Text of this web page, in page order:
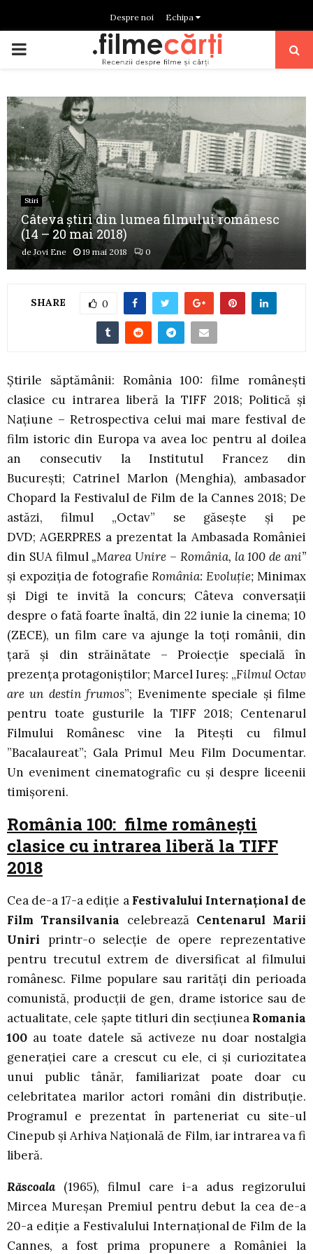
Despre noi Echipa
PRIMARY
Stiri
Câteva știri din lumea filmului românesc
(14 – 20 mai 2018)
deJovi Ene 19 mai 2018 0
SHARE 0
Știrile săptămânii: România 100: filme românești
clasice cu intrarea liberă la TIFF 2018; Politică și
Națiune – Retrospectiva celui mai mare festival de
film istoric din Europa va avea loc pentru al doilea
an consecutiv la Institutul Francez din
București; Catrinel Marlon (Menghia), ambasador
Chopard la Festivalul de Film de la Cannes 2018; De
astăzi, filmul „Octav” se găsește și pe
DVD; AGERPRES a prezentat la Ambasada României
din SUA filmul„Marea Unire – România, la 100 de ani”
și expoziția de fotografie România: Evoluție; Minimax
și Digi te invită la concurs; Câteva conversații
despre o fată foarte înaltă, din 22 iunie la cinema; 10
(ZECE), un film care va ajunge la toţi românii, din
ţară şi din străinătate – Proiecţie specială în
prezenţa protagoniştilor; Marcel Iureș: „Filmul Octav
are un destin frumos”; Evenimente speciale și filme
pentru toate gusturile la TIFF 2018; Centenarul
Filmului Românesc vine la Pitești cu filmul
”Bacalaureat”; Gala Primul Meu Film Documentar.
Un eveniment cinematografic cu și despre liceenii
timișoreni.
România 100: filme românești
clasice cu intrarea liberă la TIFF
2018
Cea de-a 17-a ediție a Festivalului Internațional de
Film Transilvania celebrează Centenarul Marii
Uniri printr-o selecție de opere reprezentative
pentru trecutul extrem de diversificat al filmului
românesc. Filme populare sau rarități din perioada
comunistă, producții de gen, drame istorice sau de
actualitate, cele șapte titluri din secțiunea Romania
100 au toate datele să activeze nu doar nostalgia
generației care a crescut cu ele, ci și curiozitatea
unui public tânăr, familiarizat poate doar cu
celebritatea marilor actori români din distribuție.
Programul e prezentat în parteneriat cu site-ul
Cinepub și Arhiva Națională de Film, iar intrarea va fi
liberă.
Răscoala (1965), filmul care i-a adus regizorului
Mircea Mureșan Premiul pentru debut la cea de-a
20-a ediție a Festivalului Internațional de Film de la
Cannes, a fost prima propunere a României la